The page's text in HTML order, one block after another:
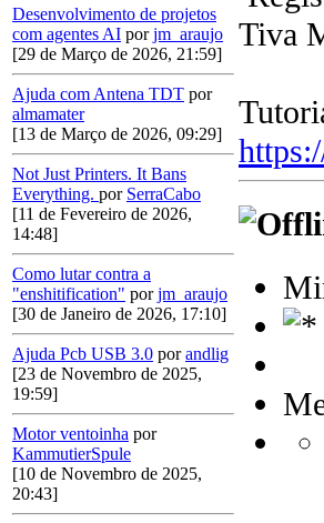
Desenvolvimento de projetos
com agentes AI porjm_araujo
[29 de Março de 2026, 21:59]
Ajuda com Antena TDT por
almamater
[13 de Março de 2026, 09:29]
Not Just Printers. It Bans
Everything. por SerraCabo
[11 de Fevereiro de 2026,
14:48]
Como lutar contra a
"enshitification" porjm_araujo
[30 de Janeiro de 2026, 17:10]
Ajuda Pcb USB 3.0 porandlig
[23 de Novembro de 2025,
19:59]
Motor ventoinha por
KammutierSpule
[10 de Novembro de 2025,
20:43]
Tiva